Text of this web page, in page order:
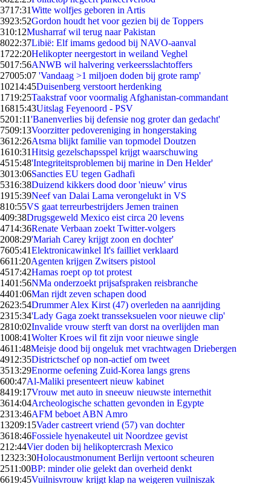
3717:31Witte wolfjes geboren in Artis
3923:52Gordon houdt het voor gezien bij de Toppers
310:12Musharraf wil terug naar Pakistan
8022:37Libië: Elf imams gedood bij NAVO-aanval
1722:20Helikopter neergestort in weiland Veghel
5017:56ANWB wil halvering verkeersslachtoffers
27005:07 'Vandaag >1 miljoen doden bij grote ramp'
10214:45Duisenberg verstoort herdenking
1719:25Taakstraf voor voormalig Afghanistan-commandant
16815:43Uitslag Feyenoord - PSV
5201:11'Banenverlies bij defensie nog groter dan gedacht'
7509:13Voorzitter pedovereniging in hongerstaking
3612:26Atsma blijkt familie van topmodel Doutzen
1610:31Hitsig gezelschapsspel krijgt waarschuwing
4515:48'Integriteitsproblemen bij marine in Den Helder'
3013:06Sancties EU tegen Gadhafi
5316:38Duizend kikkers dood door 'nieuw' virus
1915:39Neef van Dalai Lama verongelukt in VS
810:55VS gaat terreurbestrijders Jemen trainen
409:38Drugsgeweld Mexico eist circa 20 levens
4714:36Renate Verbaan zoekt Twitter-volgers
2008:29'Mariah Carey krijgt zoon en dochter'
7605:41Elektronicawinkel It's failliet verklaard
6611:20Agenten krijgen Zwitsers pistool
4517:42Hamas roept op tot protest
1401:56NMa onderzoekt prijsafspraken reisbranche
4401:06Man rijdt zeven schapen dood
2623:54Drummer Alex Kirst (47) overleden na aanrijding
2315:34'Lady Gaga zoekt transseksuelen voor nieuwe clip'
2810:02Invalide vrouw sterft van dorst na overlijden man
1008:41Wolter Kroes wil fit zijn voor nieuwe single
4611:48Meisje dood bij ongeluk met vrachtwagen Driebergen
4912:35Districtschef op non-actief om tweet
3513:29Enorme oefening Zuid-Korea langs grens
600:47Al-Maliki presenteert nieuw kabinet
8419:17Vrouw met auto in sneeuw nieuwste internethit
3614:04Archeologische schatten gevonden in Egypte
2313:46AFM beboet ABN Amro
13209:15Vader castreert vriend (57) van dochter
3618:46Fossiele hyenakeutel uit Noordzee gevist
212:44Vier doden bij helikoptercrash Mexico
12323:30Holocaustmonument Berlijn vertoont scheuren
2511:00BP: minder olie gelekt dan overheid denkt
6619:45Vuilnisvrouw krijgt klap na weigeren vuilniszak